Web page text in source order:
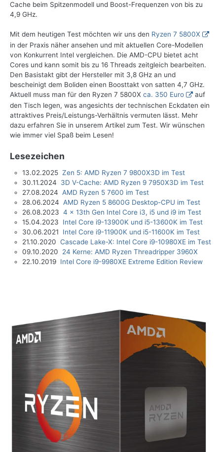
Cache beim Spitzenmodell und Boost-Frequenzen von bis zu
4,9 GHz.
Mit dem heutigen Test möchten wir uns den Ryzen 7 5800X
in der Praxis näher ansehen und mit aktuellen Core-Modellen
von Konkurrent Intel vergleichen. Die AMD-CPU bietet acht
Cores und kann somit bis zu 16 Threads zeitgleich bearbeiten.
Den Basistakt gibt der Hersteller mit 3,8 GHz an und
bescheinigt dem Boliden einen Boosttakt von satten 4,7 GHz.
Aktuell muss man für den Ryzen 7 5800X ca. 350 Euro
auf
den Tisch legen, was angesichts der technischen Eckdaten ein
attraktives Preis/Leistungs-Verhältnis vermuten lässt. Mehr
dazu erfahren Sie in unserem Artikel zum Test. Wir wünschen
wie immer viel Spaß beim Lesen!
Lesezeichen
13.02.2025 Zen 5: AMD Ryzen 7 9800X3D im Test
30.11.2024 3D V-Cache: AMD Ryzen 9 7950X3D im Test
27.08.2024 AMD Ryzen 5 7600 im Test
28.06.2024 AMD Ryzen 5 8600G Desktop-CPU im Test
26.08.2023 4 x 13th Gen Intel Core i3, i5 und i9 im Test
15.04.2023 Intel Core i9-13900K und i5-13600K im Test
30.06.2021 Intel Core i9-11900K und i5-11600K im Test
21.10.2020 Cascade Lake-X: Intel Core i9-10980XE im Test
09.10.2020 24 Kerne: AMD Ryzen Threadripper 3960X
22.10.2019 Intel Core i9-9980XE Extreme Edition Review